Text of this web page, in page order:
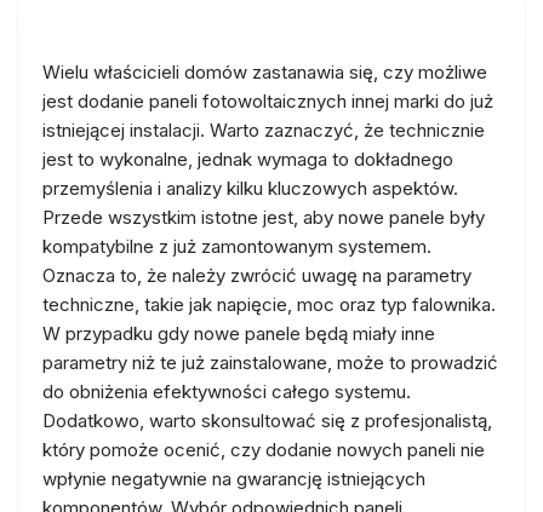
Wielu właścicieli domów zastanawia się, czy możliwe
jest dodanie paneli fotowoltaicznych innej marki do już
istniejącej instalacji. Warto zaznaczyć, że technicznie
jest to wykonalne, jednak wymaga to dokładnego
przemyślenia i analizy kilku kluczowych aspektów.
Przede wszystkim istotne jest, aby nowe panele były
kompatybilne z już zamontowanym systemem.
Oznacza to, że należy zwrócić uwagę na parametry
techniczne, takie jak napięcie, moc oraz typ falownika.
W przypadku gdy nowe panele będą miały inne
parametry niż te już zainstalowane, może to prowadzić
do obniżenia efektywności całego systemu.
Dodatkowo, warto skonsultować się z profesjonalistą,
który pomoże ocenić, czy dodanie nowych paneli nie
wpłynie negatywnie na gwarancję istniejących